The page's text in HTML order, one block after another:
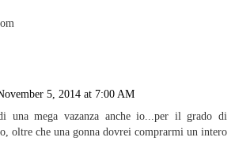
5, 2014 at 7:00 AM
una mega vazanza anche io...per il grado di
oltre che una gonna dovrei comprarmi un intero